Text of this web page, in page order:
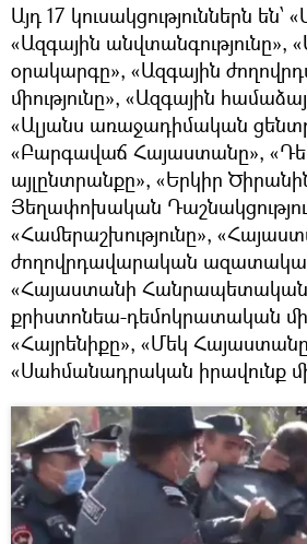
Այդ 17 կուսակցություններն են՝
«Ազգային անվտանգությունը»,
օրակարգը», «Ազգային
միությունը», «Ազգային
«Ալյանս առաջադիմական
«Բարգավաճ Հայաստանը»,
այլընտրանքը», «Երկիր
Յեղափոխական
«Համերաշխությունը»,
ժողովրդավարական ազատական
«Հայաստանի
քրիստոնեա-դեմոկրատական
«Հայրենիքը», «Մեկ
«Սահմանադրական իրավունք